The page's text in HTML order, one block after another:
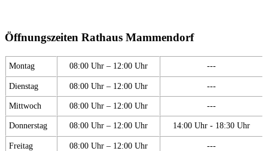
Öffnungszeiten Rathaus Mammendorf
Montag 08:00 Uhr – 12:00 Uhr ---
Dienstag 08:00 Uhr – 12:00 Uhr ---
Mittwoch 08:00 Uhr – 12:00 Uhr ---
Donnerstag 08:00 Uhr – 12:00 Uhr 14:00 Uhr - 18:30 Uhr
Freitag 08:00 Uhr – 12:00 Uhr ---